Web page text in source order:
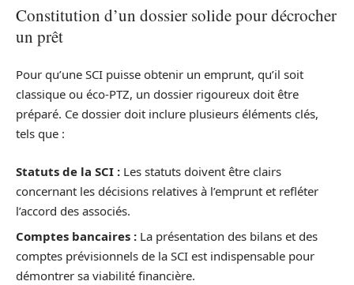
Constitution d’un dossier solide pour décrocher
un prêt
Pour qu’une SCI puisse obtenir un emprunt, qu’il soit
classique ou éco-PTZ, un dossier rigoureux doit être
préparé. Ce dossier doit inclure plusieurs éléments clés,
tels que :
Statuts de la SCI : Les statuts doivent être clairs
concernant les décisions relatives à l’emprunt et refléter
l’accord des associés.
Comptes bancaires : La présentation des bilans et des
comptes prévisionnels de la SCI est indispensable pour
démontrer sa viabilité financière.